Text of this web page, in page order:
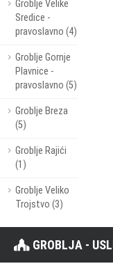
Groblje Velike
Sredice -
pravoslavno (4)
Groblje Gornje
Plavnice -
pravoslavno (5)
Groblje Breza
(5)
Groblje Rajići
(1)
Groblje Veliko
Trojstvo (3)
GROBLJA -